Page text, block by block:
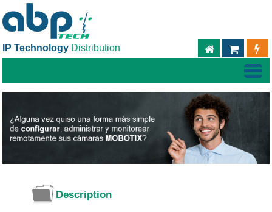
IP Technology Distribution
Description